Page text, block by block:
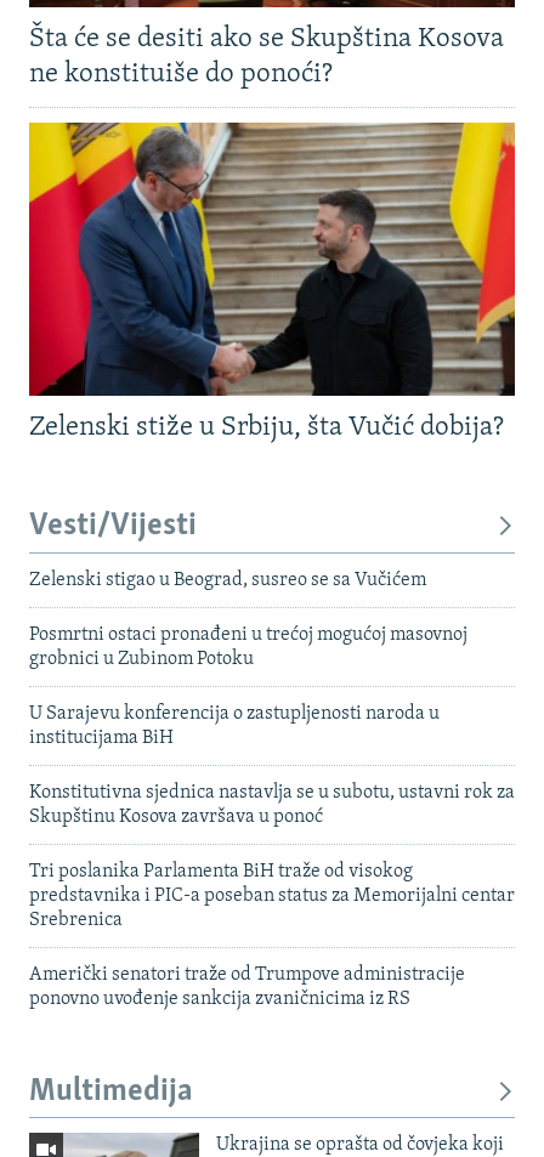
Šta će se desiti ako se Skupština Kosova
ne konstituiše do ponoći?
Zelenski stiže u Srbiju, šta Vučić dobija?
Vesti/Vijesti
Zelenski stigao u Beograd, susreo se sa Vučićem
Posmrtni ostaci pronađeni u trećoj mogućoj masovnoj
grobnici u Zubinom Potoku
U Sarajevu konferencija o zastupljenosti naroda u
institucijama BiH
Konstitutivna sjednica nastavlja se u subotu, ustavni rok za
Skupštinu Kosova završava u ponoć
Tri poslanika Parlamenta BiH traže od visokog
predstavnika i PIC-a poseban status za Memorijalni centar
Srebrenica
Američki senatori traže od Trumpove administracije
ponovno uvođenje sankcija zvaničnicima iz RS
Multimedija
Ukrajina se oprašta od čovjeka koji